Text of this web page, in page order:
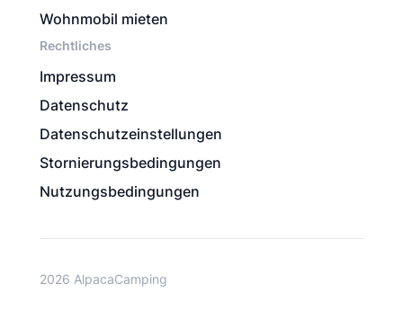
Wohnmobil mieten
Rechtliches
Impressum
Datenschutz
Datenschutzeinstellungen
Stornierungsbedingungen
Nutzungsbedingungen
2026 AlpacaCamping